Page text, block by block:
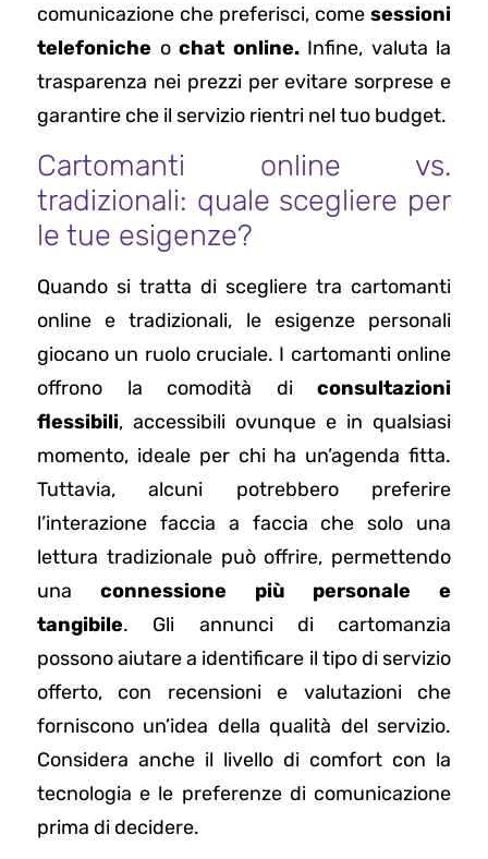
comunicazione che preferisci, come sessioni
telefoniche o chat online.Infine, valuta la
trasparenza nei prezzi per evitare sorprese e
garantire che il servizio rientri nel tuo budget.
Cartomanti online vs.
tradizionali: quale scegliere per
le tue esigenze?
Quando si tratta di scegliere tra cartomanti
online e tradizionali, le esigenze personali
giocano un ruolo cruciale. I cartomanti online
offrono la comodità di consultazioni
flessibili, accessibili ovunque e in qualsiasi
momento, ideale per chi ha un’agenda fitta.
Tuttavia, alcuni potrebbero preferire
l’interazione faccia a faccia che solo una
lettura tradizionale può offrire, permettendo
una connessione più personale e
tangibile. Gli annunci di cartomanzia
possono aiutare a identificare il tipo di servizio
offerto, con recensioni e valutazioni che
forniscono un’idea della qualità del servizio.
Considera anche il livello di comfort con la
tecnologia e le preferenze di comunicazione
prima di decidere.